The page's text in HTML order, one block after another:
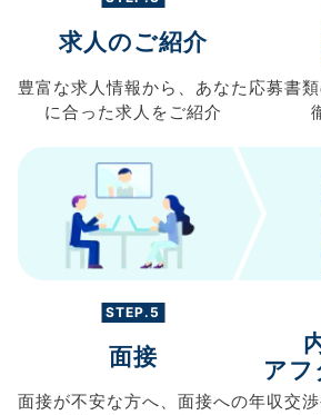
求人のご紹介
豊富な求人情報から、 あなた
に合った求人を ご紹介
応募書
STEP.5
面接
面接が不安な方へ、 面接への
アフ
年収交